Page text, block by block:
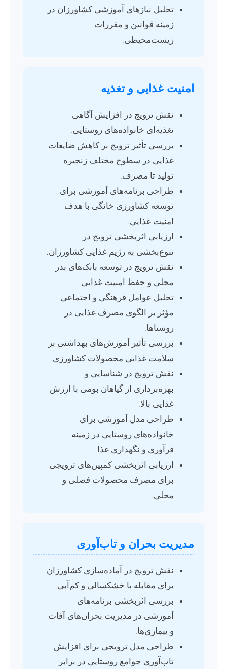
تحلیل نیازهای آموزشی کشاورزان در
زمینه قوانین و مقررات
زیست‌محیطی.
امنیت غذایی و تغذیه
نقش ترویج در افزایش آگاهی
تغذیه‌ای خانواده‌های روستایی.
بررسی تأثیر ترویج بر کاهش ضایعات
غذایی در سطوح مختلف زنجیره
تولید تا مصرف.
طراحی برنامه‌های آموزشی برای
توسعه کشاورزی خانگی با هدف
امنیت غذایی.
ارزیابی اثربخشی ترویج در
تنوع‌بخشی به رژیم غذایی کشاورزان.
نقش ترویج در توسعه بانک‌های بذر
محلی و حفظ امنیت غذایی.
تحلیل عوامل فرهنگی و اجتماعی
مؤثر بر الگوی مصرف غذایی در
روستاها.
بررسی تأثیر آموزش‌های بهداشتی بر
سلامت غذایی محصولات کشاورزی.
نقش ترویج در شناسایی و
بهره‌برداری از گیاهان بومی با ارزش
غذایی بالا.
طراحی مدل آموزشی برای
خانواده‌های روستایی در زمینه
فرآوری و نگهداری غذا.
ارزیابی اثربخشی کمپین‌های ترویجی
برای مصرف محصولات فصلی و
محلی.
مدیریت بحران و تاب‌آوری
نقش ترویج در آماده‌سازی کشاورزان
برای مقابله با خشکسالی و کم‌آبی.
بررسی اثربخشی برنامه‌های
آموزشی در مدیریت بحران‌های آفات
و بیماری‌ها.
طراحی مدل ترویجی برای افزایش
تاب‌آوری جوامع روستایی در برابر